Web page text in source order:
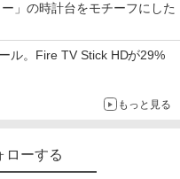
」の時計台をモチーフにした
ル。Fire TV Stick HDが29%
もっと見る
ローする